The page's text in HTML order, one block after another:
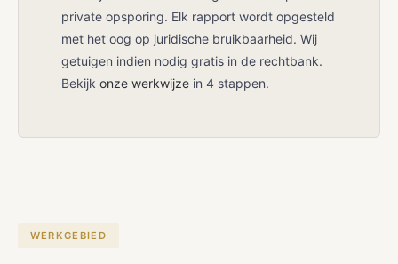
private opsporing. Elk rapport wordt opgesteld
met het oog op juridische bruikbaarheid. Wij
getuigen indien nodig gratis in de rechtbank.
Bekijk onze werkwijze in 4 stappen.
WERKGEBIED